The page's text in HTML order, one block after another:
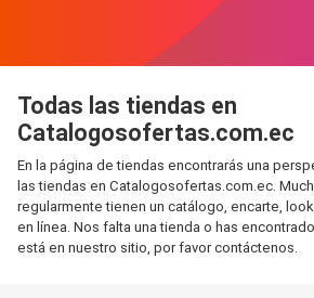
Todas las tiendas en
Catalogosofertas.com.ec
En la página de tiendas encontrarás una
las tiendas en Catalogosofertas.com.ec.
regularmente tienen un catálogo, encarte,
en línea. Nos falta una tienda o has
está en nuestro sitio, por favor contáctenos.